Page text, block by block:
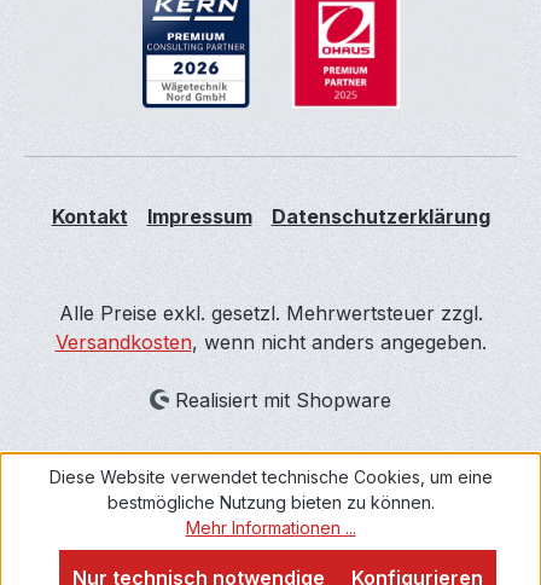
Kontakt Impressum Datenschutzerklärung
Alle Preise exkl. gesetzl. Mehrwertsteuer zzgl.
Versandkosten, wenn nicht anders angegeben.
Realisiert mit Shopware
Diese Website verwendet technische Cookies, um eine
bestmögliche Nutzung bieten zu können.
Mehr Informationen ...
Nur technisch notwendige Konfigurieren